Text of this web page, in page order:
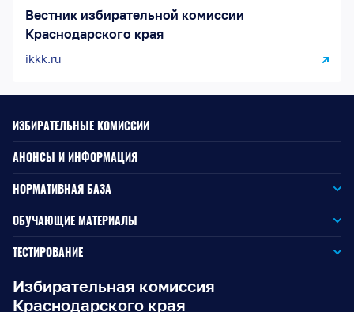
Вестник избирательной комиссии
Краснодарского края
ikkk.ru
Избирательная комиссия
Краснодарского края
ИЗБИРАТЕЛЬНЫЕ КОМИССИИ
АНОНСЫ И ИНФОРМАЦИЯ
НОРМАТИВНАЯ БАЗА
Законодательство РФ
Законодательство КК
Документы ЦИК России
ОБУЧАЮЩИЕ МАТЕРИАЛЫ
Для окружной избирательной комиссии
Для территориальной избирательной комиссии
ТЕСТИРОВАНИЕ